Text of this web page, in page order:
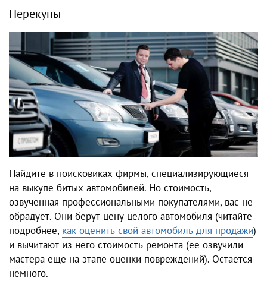
Перекупы
Найдите в поисковиках фирмы, специализирующиеся
на выкупе битых автомобилей. Но стоимость,
озвученная профессиональными покупателями, вас не
обрадует. Они берут цену целого автомобиля (читайте
подробнее, как оценить свой автомобиль для продажи)
и вычитают из него стоимость ремонта (ее озвучили
мастера еще на этапе оценки повреждений). Остается
немного.